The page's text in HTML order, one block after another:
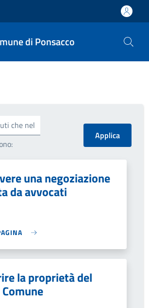
di Ponsacco
che nel
una negoziazione
da avvocati
la proprietà del